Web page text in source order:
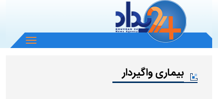
باز
و
بیماری واگیردار